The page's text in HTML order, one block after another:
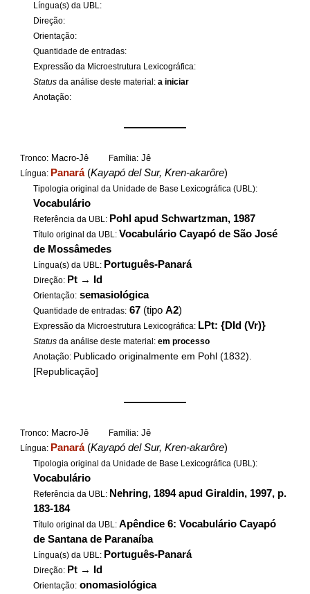
Língua(s) da UBL:
Direção:
Orientação:
Quantidade de entradas:
Expressão da Microestrutura Lexicográfica:
Status da análise deste material:a iniciar
Anotação:
——————
Tronco: Macro-Jê Família: Jê
Língua: Panará(Kayapó del Sur, Kren-akarôre)
Tipologia original da Unidade de Base Lexicográfica (UBL):
Vocabulário
Referência da UBL: Pohl apud Schwartzman, 1987
Título original da UBL: Vocabulário Cayapó de São José
de Mossâmedes
Língua(s) da UBL: Português-Panará
Direção: Pt → Id
Orientação: semasiológica
Quantidade de entradas: 67 (tipoA2)
Expressão da Microestrutura Lexicográfica: LPt: {DId (Vr)}
Status da análise deste material:em processo
Anotação: Publicado originalmente em Pohl (1832).
[Republicação]
——————
Tronco: Macro-Jê Família: Jê
Língua: Panará(Kayapó del Sur, Kren-akarôre)
Tipologia original da Unidade de Base Lexicográfica (UBL):
Vocabulário
Referência da UBL: Nehring, 1894 apud Giraldin, 1997, p.
183-184
Título original da UBL:Apêndice 6: Vocabulário Cayapó
de Santana de Paranaíba
Língua(s) da UBL: Português-Panará
Direção: Pt → Id
Orientação: onomasiológica